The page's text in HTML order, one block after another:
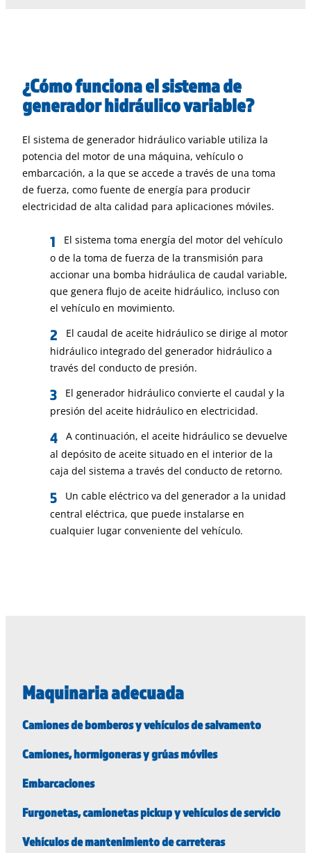
¿Cómo funciona el sistema de
generador hidráulico variable?
El sistema de generador hidráulico variable utiliza la
potencia del motor de una máquina, vehículo o
embarcación, a la que se accede a través de una toma
de fuerza, como fuente de energía para producir
electricidad de alta calidad para aplicaciones móviles.
El sistema toma energía del motor del vehículo
o de la toma de fuerza de la transmisión para
accionar una bomba hidráulica de caudal variable,
que genera flujo de aceite hidráulico, incluso con
el vehículo en movimiento.
El caudal de aceite hidráulico se dirige al motor
hidráulico integrado del generador hidráulico a
través del conducto de presión.
El generador hidráulico convierte el caudal y la
presión del aceite hidráulico en electricidad.
A continuación, el aceite hidráulico se devuelve
al depósito de aceite situado en el interior de la
caja del sistema a través del conducto de retorno.
Un cable eléctrico va del generador a la unidad
central eléctrica, que puede instalarse en
cualquier lugar conveniente del vehículo.
Maquinaria adecuada
Camiones de bomberos y vehículos de salvamento
Camiones, hormigoneras y grúas móviles
Embarcaciones
Furgonetas, camionetas pickup y vehículos de servicio
Vehículos de mantenimiento de carreteras